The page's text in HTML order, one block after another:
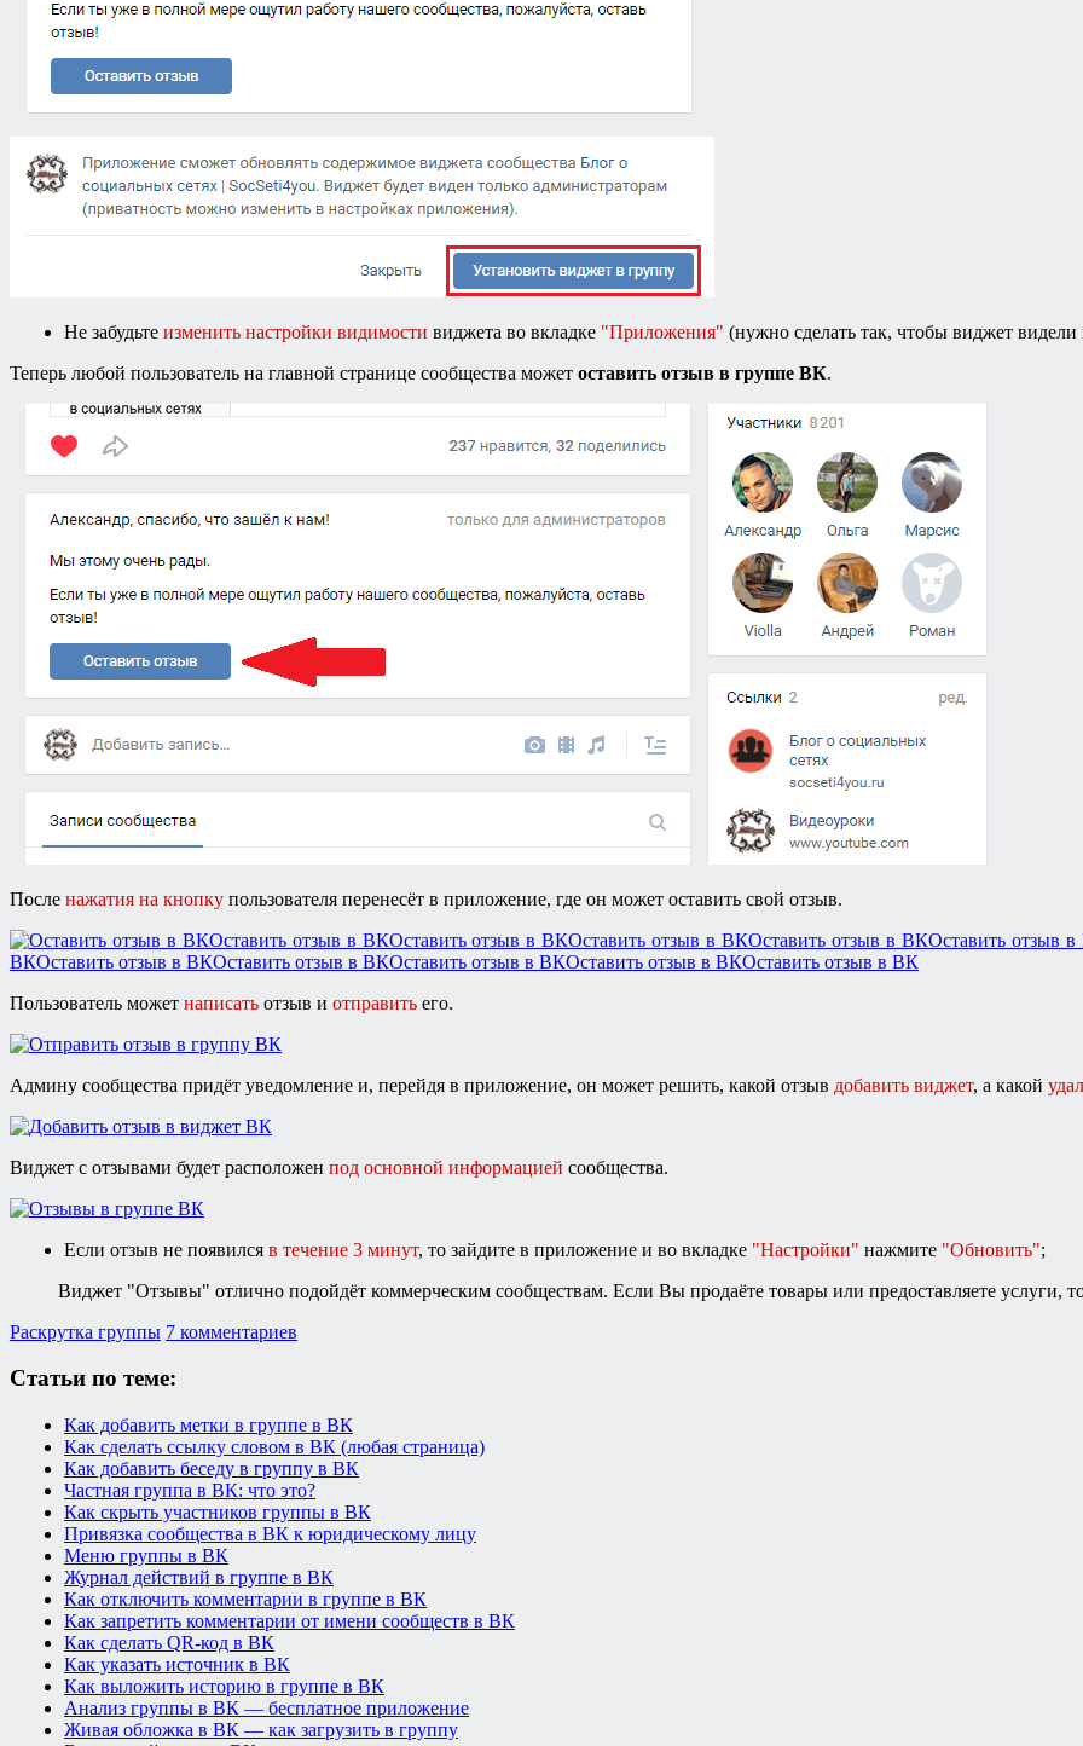
Не забудьте изменить настройки видимости виджета во вкладке "Приложения" (нужно сделать так, чтобы виджет видели
Теперь любой пользователь на главной странице сообщества может оставить отзыв в группе ВК.
После нажатия на кнопку пользователя перенесёт в приложение, где он может оставить свой отзыв.
Пользователь может написать отзыв и отправить его.
Админу сообщества придёт уведомление и, перейдя в приложение, он может решить, какой отзыв добавить виджет, а какой
Виджет с отзывами будет расположен под основной информацией сообщества.
Если отзыв не появился в течение 3 минут, то зайдите в приложение и во вкладке "Настройки" нажмите "Обновить";
Виджет "Отзывы" отлично подойдёт коммерческим сообществам. Если Вы продаёте товары или предоставляете услуги,
Раскрутка группы 7 комментариев
Статьи по теме:
Как добавить метки в группе в ВК
Как сделать ссылку словом в ВК (любая страница)
Как добавить беседу в группу в ВК
Частная группа в ВК: что это?
Как скрыть участников группы в ВК
Привязка сообщества в ВК к юридическому лицу
Меню группы в ВК
Журнал действий в группе в ВК
Как отключить комментарии в группе в ВК
Как запретить комментарии от имени сообществ в ВК
Как сделать QR-код в ВК
Как указать источник в ВК
Как выложить историю в группе в ВК
Анализ группы в ВК — бесплатное приложение
Живая обложка в ВК — как загрузить в группу